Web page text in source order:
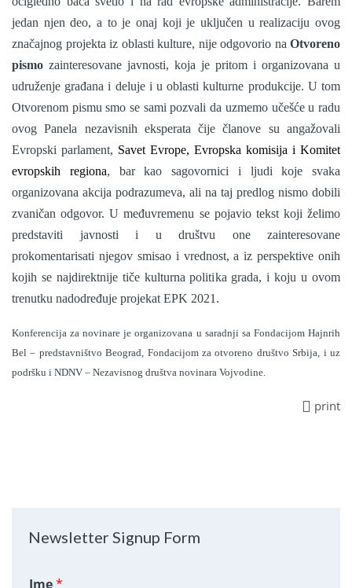
jedan njen deo, a to je onaj koji je uključen u realizaciju ovog
značajnog projekta iz oblasti kulture, nije odgovorio na Otvoreno
pismo zainteresovane javnosti, koja je pritom i organizovana u
udruženje građana i deluje i u oblasti kulturne produkcije. U tom
Otvorenom pismu smo se sami pozvali da uzmemo učešće u radu
ovog Panela nezavisnih eksperata čije članove su angažovali
Evropski parlament, Savet Evrope, Evropska komisija i Komitet
evropskih regiona, bar kao sagovornici i ljudi koje svaka
organizovana akcija podrazumeva, ali na taj predlog nismo dobili
zvaničan odgovor. U međuvremenu se pojavio tekst koji želimo
predstaviti javnosti i u društvu one zainteresovane
prokomentarisati njegov smisao i vrednost, a iz perspektive onih
kojih se najdirektnije tiče kulturna politika grada, i koju u ovom
trenutku nadodređuje projekat EPK 2021.
Konferencija za novinare je organizovana u saradnji sa Fondacijom Hajnrih
Bel – predstavništvo Beograd, Fondacijom za otvoreno društvo Srbija, i uz
podršku i NDNV – Nezavisnog društva novinara Vojvodine.
print
Newsletter Signup Form
Ime*